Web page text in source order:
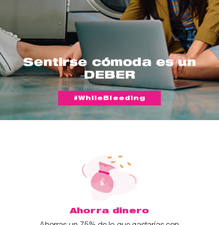
Sentirse cómoda es un
DEBER
#WhileBleeding
Ahorra dinero